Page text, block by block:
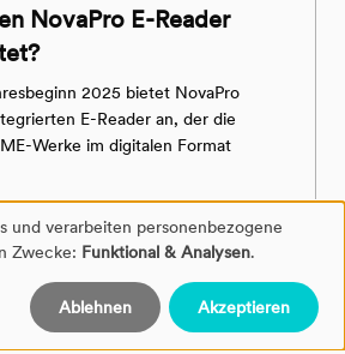
NovaPro E-Reader
2025 bietet NovaPro
E-Reader an, der die
Werke im digitalen Format
und verarbeiten personenbezogene
Zwecke: Funktional & Analysen.
Ablehnen Akzeptieren